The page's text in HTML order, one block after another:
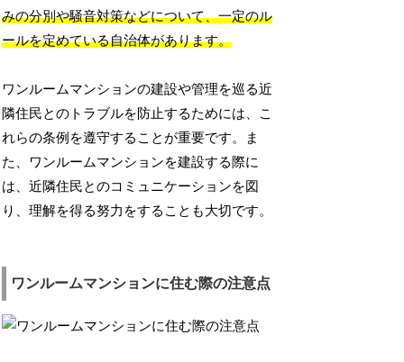
みの分別や騒音対策などについて、一定のル
ールを定めている自治体があります。
ワンルームマンションの建設や管理を巡る近
隣住民とのトラブルを防止するためには、こ
れらの条例を遵守することが重要です。ま
た、ワンルームマンションを建設する際に
は、近隣住民とのコミュニケーションを図
り、理解を得る努力をすることも大切です。
ワンルームマンションに住む際の注意点